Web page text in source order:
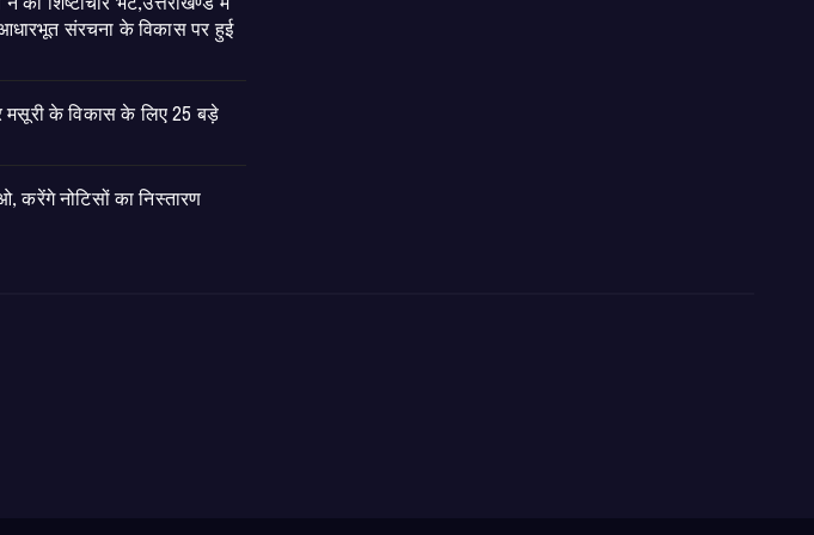
की शिष्टाचार भेंट,उत्तराखण्ड में
संरचना के विकास पर हुई
मसूरी के विकास के लिए 25 बड़े
करेंगे नोटिसों का निस्तारण